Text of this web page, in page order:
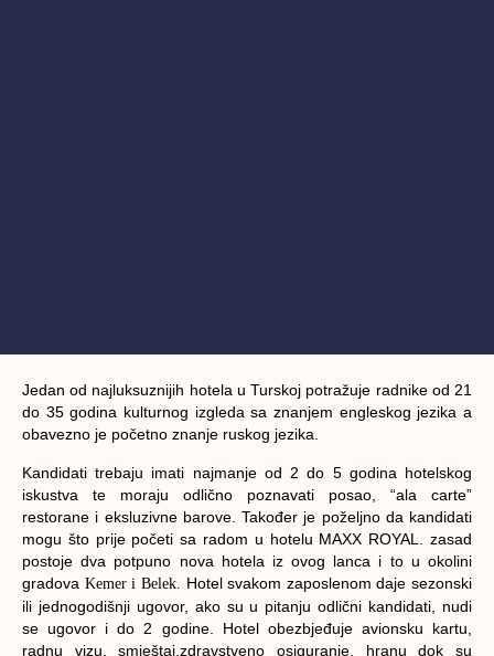
Jedan od najluksuznijih hotela u Turskoj potražuje radnike od 21
do 35 godina kulturnog izgleda sa znanjem engleskog jezika a
obavezno je početno znanje ruskog jezika.
Kandidati trebaju imati najmanje od 2 do 5 godina hotelskog
iskustva te moraju odlično poznavati posao, “ala carte”
restorane i eksluzivne barove. Također je poželjno da kandidati
mogu što prije početi sa radom u hotelu MAXX ROYAL. zasad
postoje dva potpuno nova hotela iz ovog lanca i to u okolini
gradova Kemer i Belek. Hotel svakom zaposlenom daje sezonski
ili jednogodišnji ugovor, ako su u pitanju odlični kandidati, nudi
se ugovor i do 2 godine. Hotel obezbjeđuje avionsku kartu,
radnu vizu, smještaj,zdravstveno osiguranje, hranu dok su